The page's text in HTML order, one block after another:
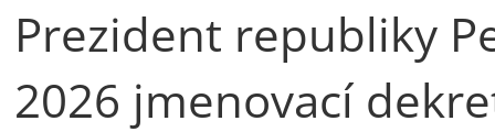
Prezident republiky
2026 jmenovací